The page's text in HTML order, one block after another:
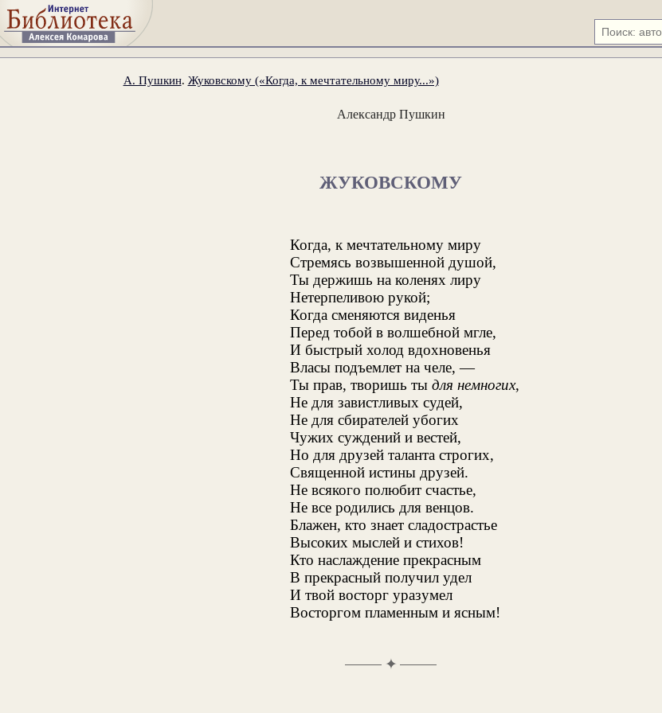
А. Пушкин. Жуковскому («Когда, к мечтательному миру...»)
Александр Пушкин
ЖУКОВСКОМУ
Когда, к мечтательному миру
Стремясь возвышенной душой,
Ты держишь на коленях лиру
Нетерпеливою рукой;
Когда сменяются виденья
Перед тобой в волшебной мгле,
И быстрый холод вдохновенья
Власы подъемлет на челе, —
Ты прав, творишь тыдля немногих,
Не для завистливых судей,
Не для сбирателей убогих
Чужих суждений и вестей,
Но для друзей таланта строгих,
Священной истины друзей.
Не всякого полюбит счастье,
Не все родились для венцов.
Блажен, кто знает сладострастье
Высоких мыслей и стихов!
Кто наслаждение прекрасным
В прекрасный получил удел
И твой восторг уразумел
Восторгом пламенным и ясным!
✦